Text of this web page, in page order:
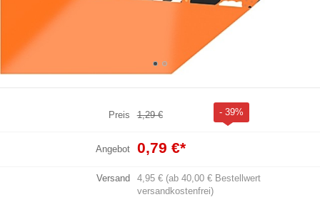
Preis 1,29 € - 39%
Angebot 0,79 €*
Versand
4,95 € (ab 40,00 € Bestellwert
versandkostenfrei)